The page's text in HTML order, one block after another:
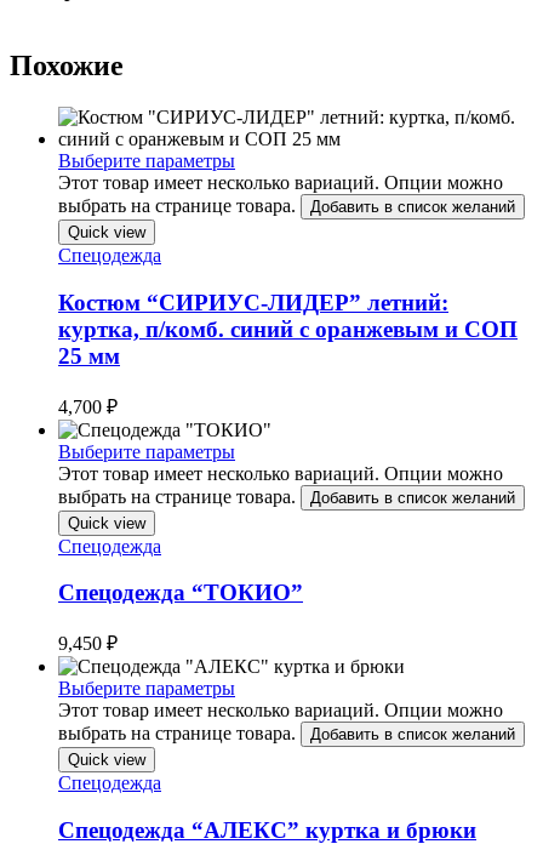
Похожие
Выберите параметры
Этот товар имеет несколько вариаций. Опции можно
выбрать на странице товара.
Добавить в список желаний
Quick view
Спецодежда
Костюм “СИРИУС-ЛИДЕР” летний:
куртка, п/комб. синий с оранжевым и СОП
25 мм
4,700 ₽
Выберите параметры
Этот товар имеет несколько вариаций. Опции можно
выбрать на странице товара.
Добавить в список желаний
Quick view
Спецодежда
Спецодежда “ТОКИО”
9,450 ₽
Выберите параметры
Этот товар имеет несколько вариаций. Опции можно
выбрать на странице товара.
Добавить в список желаний
Quick view
Спецодежда
Спецодежда “АЛЕКС” куртка и брюки